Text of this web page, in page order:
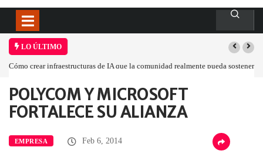
LO ÚLTIMO
Cómo crear infraestructuras de IA que la comunidad realmente pueda sostener
Home Empresa POLYCOM Y MICROSOFT…
POLYCOM Y MICROSOFT
FORTALECE SU ALIANZA
EMPRESA Feb 6, 2014